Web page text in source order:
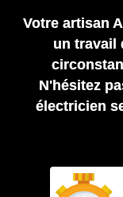
Votre artisan
un travail
N'hésitez
électricien